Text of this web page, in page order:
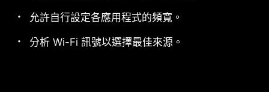
允許自行設定各應用程式的頻寬。
分析 Wi-Fi 訊號以選擇最佳來源。